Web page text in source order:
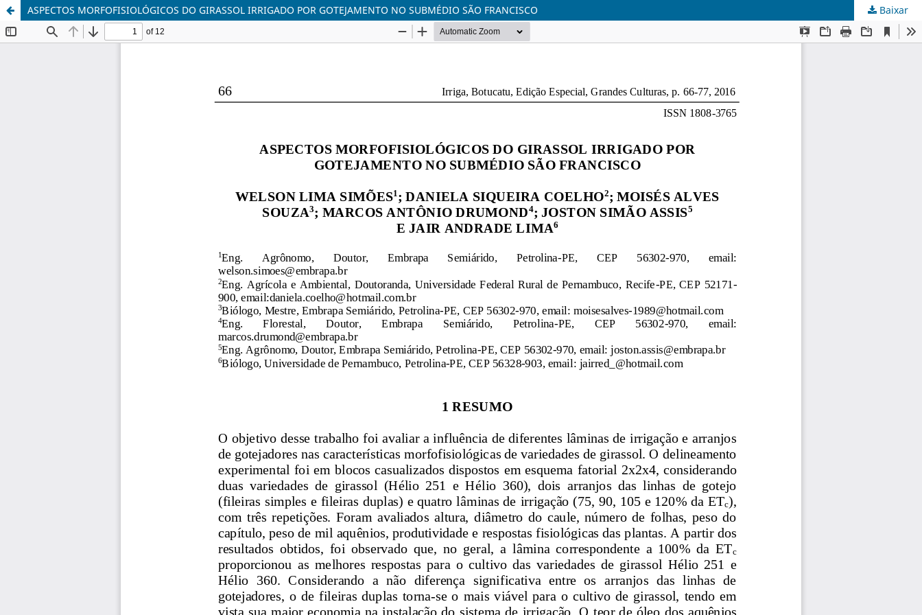
ASPECTOS MORFOFISIOLÓGICOS DO GIRASSOL IRRIGADO POR GOTEJAMENTO NO SUBMÉDIO SÃO FRANCISCO Baixar